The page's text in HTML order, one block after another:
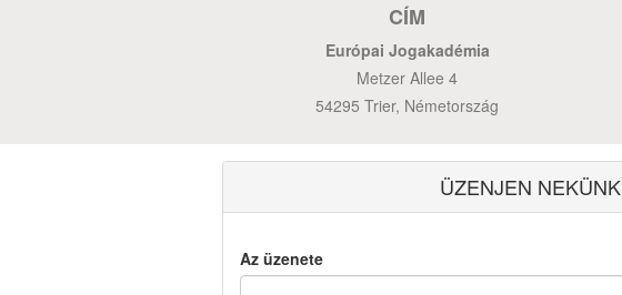
CÍM
Európai Jogakadémia
Metzer Allee 4
54295 Trier, Németország
ÜZENJEN NEKÜNK
Az üzenete